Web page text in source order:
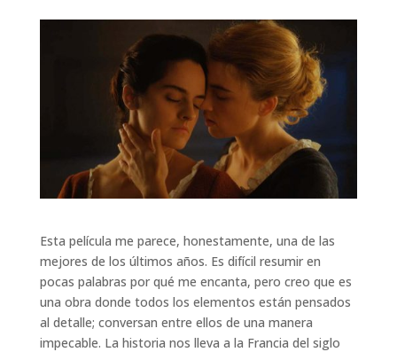
Esta película me parece, honestamente, una de las
mejores de los últimos años. Es difícil resumir en
pocas palabras por qué me encanta, pero creo que es
una obra donde todos los elementos están pensados
al detalle; conversan entre ellos de una manera
impecable. La historia nos lleva a la Francia del siglo